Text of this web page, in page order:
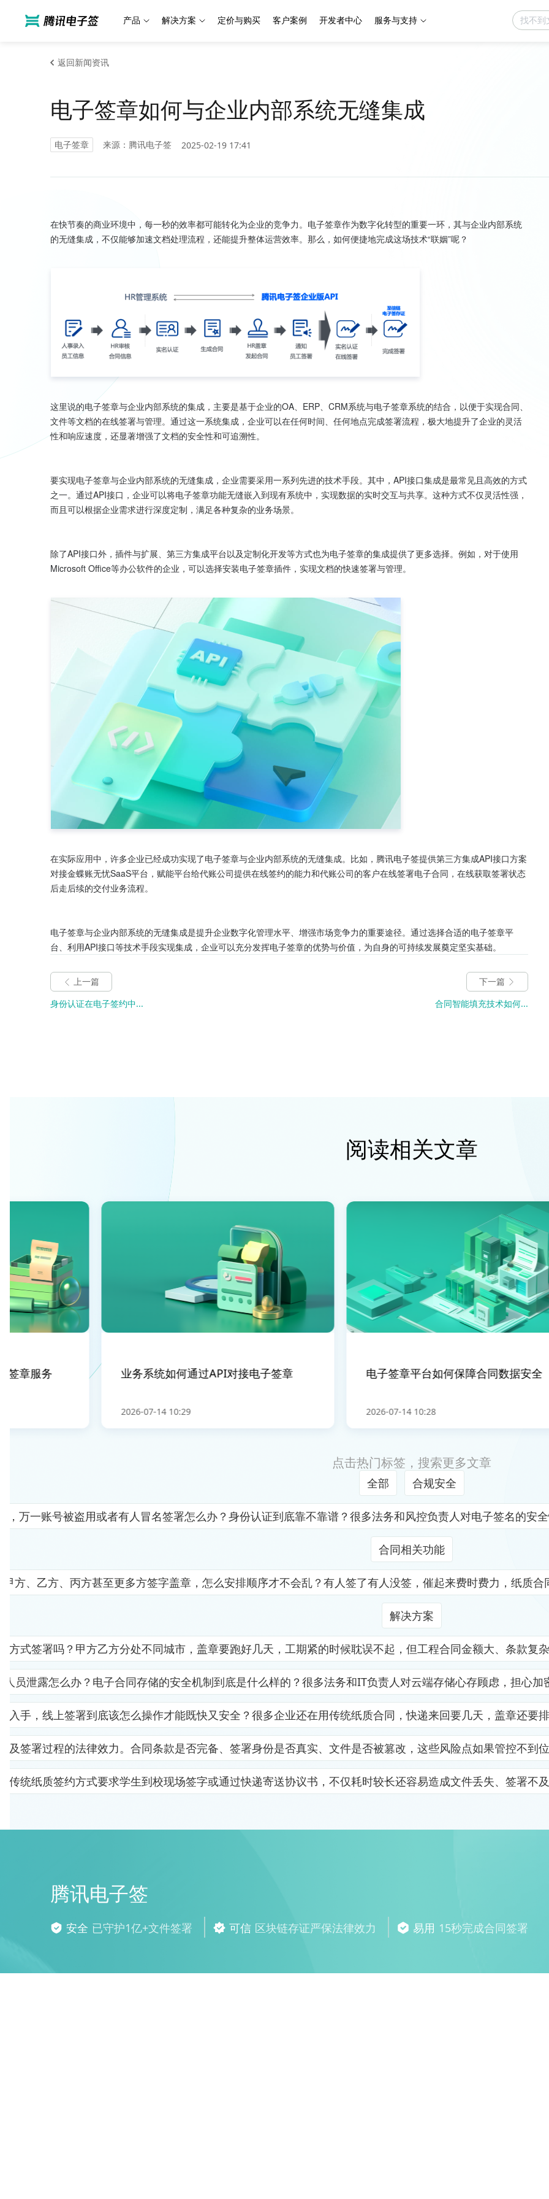
产品 解决方案 定价与购买 客户案例 开发者中心 服务与支持
返回新闻资讯
电子签章如何与企业内部系统无缝集成
电子签章 来源：腾讯电子签 2025-02-19 17:41
在快节奏的商业环境中，每一秒的效率都可能转化为企业的竞争力。电子签章作为数字化转型的重要一环，其与企业内部系统
的无缝集成，不仅能够加速文档处理流程，还能提升整体运营效率。那么，如何便捷地完成这场技术“联姻”呢？
这里说的电子签章与企业内部系统的集成，主要是基于企业的OA、ERP、CRM系统与电子签章系统的结合，以便于实现合同、
文件等文档的在线签署与管理。通过这一系统集成，企业可以在任何时间、任何地点完成签署流程，极大地提升了企业的灵活
性和响应速度，还显著增强了文档的安全性和可追溯性。
要实现电子签章与企业内部系统的无缝集成，企业需要采用一系列先进的技术手段。其中，API接口集成是最常见且高效的方式
之一。通过API接口，企业可以将电子签章功能无缝嵌入到现有系统中，实现数据的实时交互与共享。这种方式不仅灵活性强，
而且可以根据企业需求进行深度定制，满足各种复杂的业务场景。
除了API接口外，插件与扩展、第三方集成平台以及定制化开发等方式也为电子签章的集成提供了更多选择。例如，对于使用
Microsoft Office等办公软件的企业，可以选择安装电子签章插件，实现文档的快速签署与管理。
在实际应用中，许多企业已经成功实现了电子签章与企业内部系统的无缝集成。比如，腾讯电子签提供第三方集成API接口方案
对接金蝶账无忧SaaS平台，赋能平台给代账公司提供在线签约的能力和代账公司的客户在线签署电子合同，在线获取签署状态
后走后续的交付业务流程。
电子签章与企业内部系统的无缝集成是提升企业数字化管理水平、增强市场竞争力的重要途径。通过选择合适的电子签章平
台、利用API接口等技术手段实现集成，企业可以充分发挥电子签章的优势与价值，为自身的可持续发展奠定坚实基础。
上一篇
身份认证在电子签约中...
下一篇
合同智能填充技术如何...
阅读相关文章
章服务 业务系统如何通过API对接电子签章
2026-07-14 10:29
电子签章平台如何保障合同数据安全
2026-07-14 10:28
点击热门标签，搜索更多文章
全部 合规安全
万一账号被盗用或者有人冒名签署怎么办？身份认证到底靠不靠谱？很多法务和风控负责人对电子签名的
合同相关功能
方、乙方、丙方甚至更多方签字盖章，怎么安排顺序才不会乱？有人签了有人没签，催起来费时费力，纸质
解决方案
方式签署吗？甲方乙方分处不同城市，盖章要跑好几天，工期紧的时候耽误不起，但工程合同金额大、条款
员泄露怎么办？电子合同存储的安全机制到底是什么样的？很多法务和IT负责人对云端存储心存顾虑，担
入手，线上签署到底该怎么操作才能既快又安全？很多企业还在用传统纸质合同，快递来回要几天，盖章还
签署过程的法律效力。合同条款是否完备、签署身份是否真实、文件是否被篡改，这些风险点如果管控不
统纸质签约方式要求学生到校现场签字或通过快递寄送协议书，不仅耗时较长还容易造成文件丢失、签署
腾讯电子签
安全 已守护1亿+文件签署 可信 区块链存证严保法律效力 易用 15秒完成合同签署